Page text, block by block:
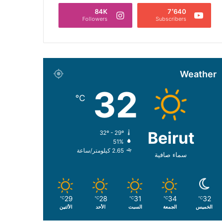
7٬640
Subscribers
84K
Followers
Weather
Beirut
سماء صافية
32
℃
32º - 29º
51%
2.65 كيلومتر/ساعة
32
℃
الخميس
34
℃
الجمعة
31
℃
السبت
28
℃
الأحد
29
℃
الأثنين